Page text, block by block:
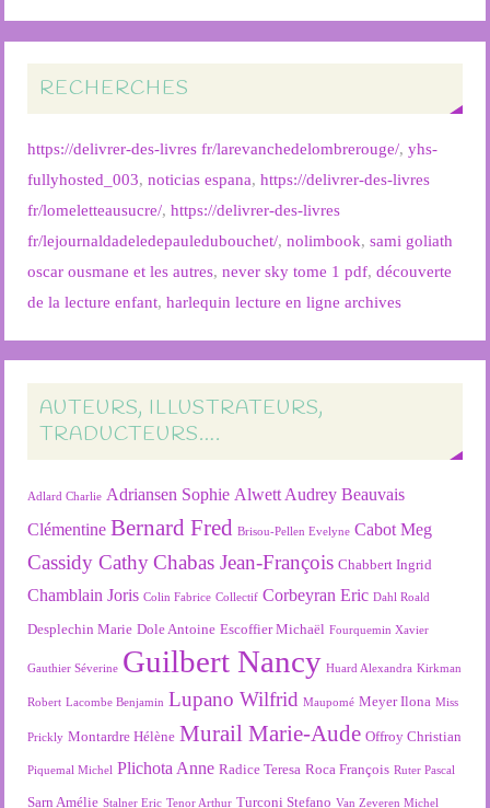
RECHERCHES
https://delivrer-des-livres fr/larevanchedelombrerouge/,yhs-
fullyhosted_003,noticias espana,https://delivrer-des-livres
fr/lomeletteausucre/,https://delivrer-des-livres
fr/lejournaldadeledepauledubouchet/,nolimbook,sami goliath
oscar ousmane et les autres,never sky tome 1 pdf,découverte
de la lecture enfant,harlequin lecture en ligne archives
AUTEURS, ILLUSTRATEURS,
TRADUCTEURS….
Adlard Charlie Adriansen Sophie Alwett Audrey Beauvais
Clémentine Bernard Fred Brisou-Pellen Evelyne Cabot Meg
Cassidy Cathy Chabas Jean-François Chabbert Ingrid
Chamblain Joris Colin Fabrice Collectif Corbeyran Eric Dahl Roald
Desplechin Marie Dole Antoine Escoffier Michaël Fourquemin Xavier
Gauthier Séverine Guilbert Nancy Huard Alexandra Kirkman
Robert Lacombe Benjamin Lupano Wilfrid Maupomé Meyer Ilona Miss
Prickly Montardre Hélène Murail Marie-Aude Offroy Christian
Piquemal Michel Plichota Anne Radice Teresa Roca François Ruter Pascal
Sarn Amélie Stalner Eric Tenor Arthur Turconi Stefano Van Zeveren Michel